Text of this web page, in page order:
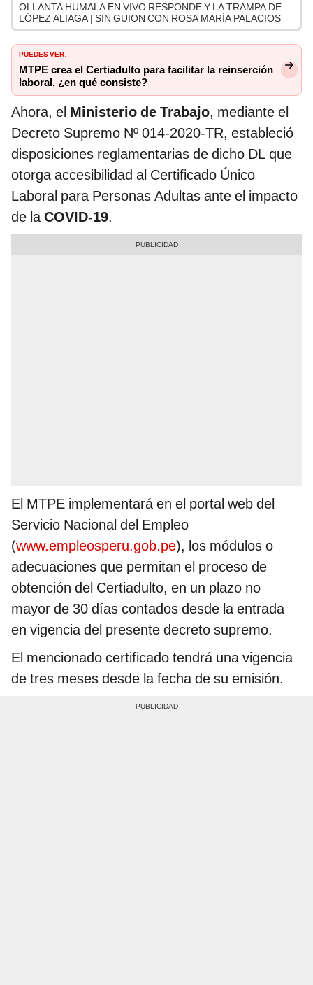
OLLANTA HUMALA EN VIVO RESPONDE Y LA TRAMPA DE
LÓPEZ ALIAGA | SIN GUION CON ROSA MARÍA PALACIOS
PUEDES VER:
MTPE crea el Certiadulto para facilitar la reinserción
laboral, ¿en qué consiste?
Ahora, el Ministerio de Trabajo, mediante el
Decreto Supremo Nº 014-2020-TR, estableció
disposiciones reglamentarias de dicho DL que
otorga accesibilidad al Certificado Único
Laboral para Personas Adultas ante el impacto
de laCOVID-19.
El MTPE implementará en el portal web del
Servicio Nacional del Empleo
(www.empleosperu.gob.pe), los módulos o
adecuaciones que permitan el proceso de
obtención del Certiadulto, en un plazo no
mayor de 30 días contados desde la entrada
en vigencia del presente decreto supremo.
El mencionado certificado tendrá una vigencia
de tres meses desde la fecha de su emisión.